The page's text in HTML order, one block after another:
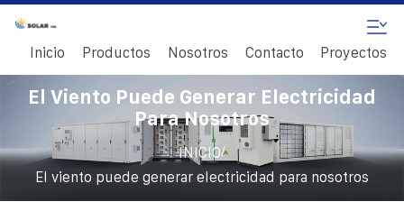
Inicio Productos Nosotros Contacto Proyectos
El Viento Puede Generar Electricidad
Para Nosotros
INICIO/
El viento puede generar electricidad para nosotros